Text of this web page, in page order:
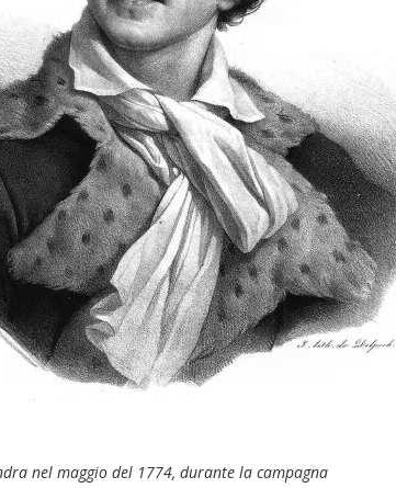
nel maggio del 1774, durante la campagna